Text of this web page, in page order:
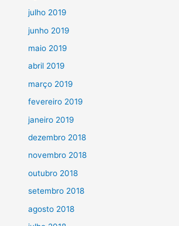
julho 2019
junho 2019
maio 2019
abril 2019
março 2019
fevereiro 2019
janeiro 2019
dezembro 2018
novembro 2018
outubro 2018
setembro 2018
agosto 2018